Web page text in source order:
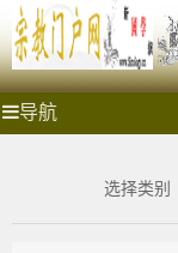
'); })();
导航
宗
_
宗
教
祭拜圣地 宗教门户
选择类别